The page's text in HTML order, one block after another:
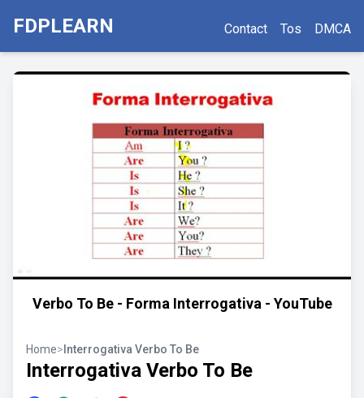
FDPLEARN Contact Tos DMCA
Verbo To Be - Forma Interrogativa - YouTube
Home> Interrogativa Verbo To Be
Interrogativa Verbo To Be